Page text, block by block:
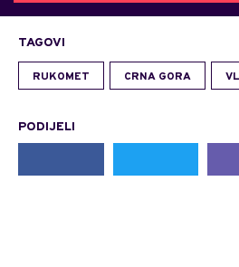
TAGOVI
RUKOMET CRNA GORA
PODIJELI